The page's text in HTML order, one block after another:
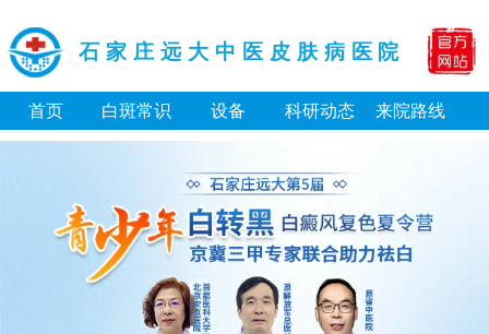
石家庄远大中医皮肤病医院
首页 白斑常识 设备 科研动态 来院路线